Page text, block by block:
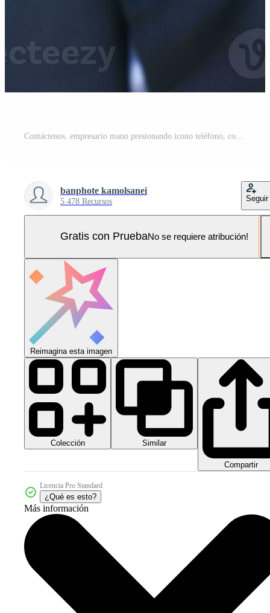
banphote kamolsanei
5.478 Recursos Seguir
Gratis con PruebaNo se requiere atribución!
Reimagina esta imagen
Colección Similar
Compartir
Licencia Pro Standard
¿Qué es esto?
Más información